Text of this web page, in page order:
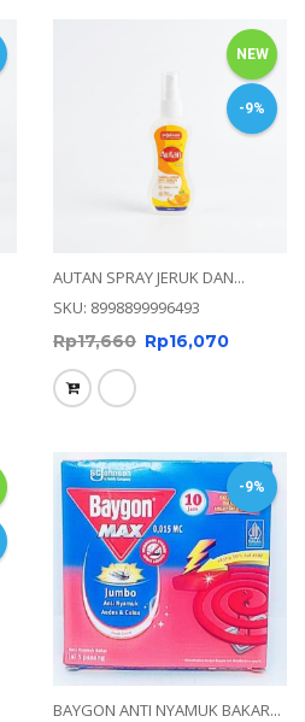
NEW
-9%
AUTAN SPRAY JERUK DAN...
SKU: 8998899996493
Rp17,660 Rp16,070
-9%
BAYGON ANTI NYAMUK BAKAR...